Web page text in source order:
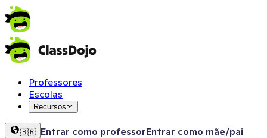
Professores
Escolas
Recursos
🇧🇷 Entrar como professorEntrar como mãe/pai